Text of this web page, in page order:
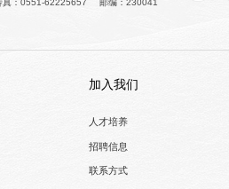
真：0551-62225657 邮编：230041
加入我们
人才培养
招聘信息
联系方式